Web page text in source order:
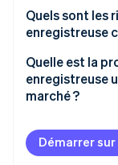
Ventes en
Ventes
Exemptions
À quoi
enregistreuse
Que
Quels sont les
enregistreuse
Amendes
Surveillance de
Atteinte à la
Quelle est la
enregistreuse
marché ?
Déclaration
Configuration
Démarrer